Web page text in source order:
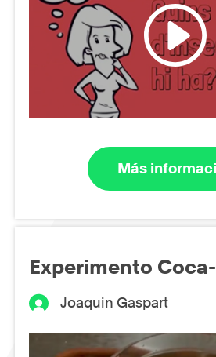
Más
Experimento
Joaquin Gaspart